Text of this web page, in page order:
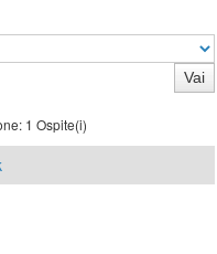
1 Ospite(i)